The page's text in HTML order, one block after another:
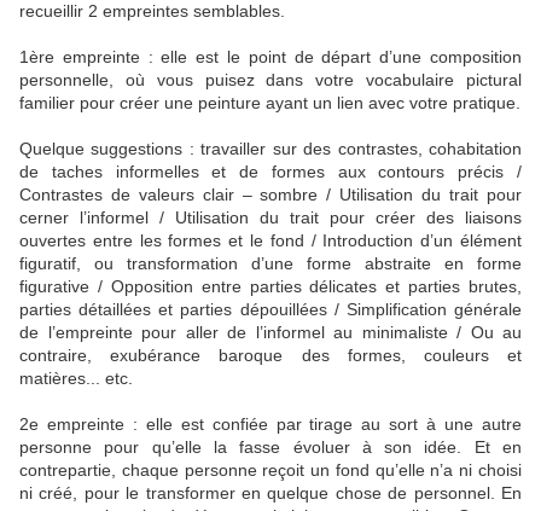
recueillir 2 empreintes semblables.
1ère empreinte : elle est le point de départ d’une composition
personnelle, où vous puisez dans votre vocabulaire pictural
familier pour créer une peinture ayant un lien avec votre pratique.
Quelque suggestions : travailler sur des contrastes, cohabitation
de taches informelles et de formes aux contours précis /
Contrastes de valeurs clair – sombre / Utilisation du trait pour
cerner l’informel / Utilisation du trait pour créer des liaisons
ouvertes entre les formes et le fond / Introduction d’un élément
figuratif, ou transformation d’une forme abstraite en forme
figurative / Opposition entre parties délicates et parties brutes,
parties détaillées et parties dépouillées / Simplification générale
de l’empreinte pour aller de l’informel au minimaliste / Ou au
contraire, exubérance baroque des formes, couleurs et
matières... etc.
2e empreinte : elle est confiée par tirage au sort à une autre
personne pour qu’elle la fasse évoluer à son idée. Et en
contrepartie, chaque personne reçoit un fond qu’elle n’a ni choisi
ni créé, pour le transformer en quelque chose de personnel. En